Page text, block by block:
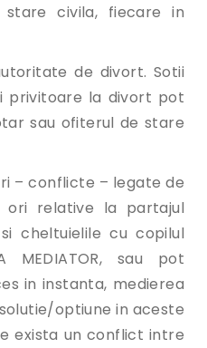
civila, fiecare in
de divort. Sotii
privitoare la divort pot
sau ofiterul de stare
– conflicte – legate de
ori relative la partajul
cheltuielile cu copilul
MEDIATOR, sau pot
in instanta, medierea
optiune in aceste
exista un conflict intre